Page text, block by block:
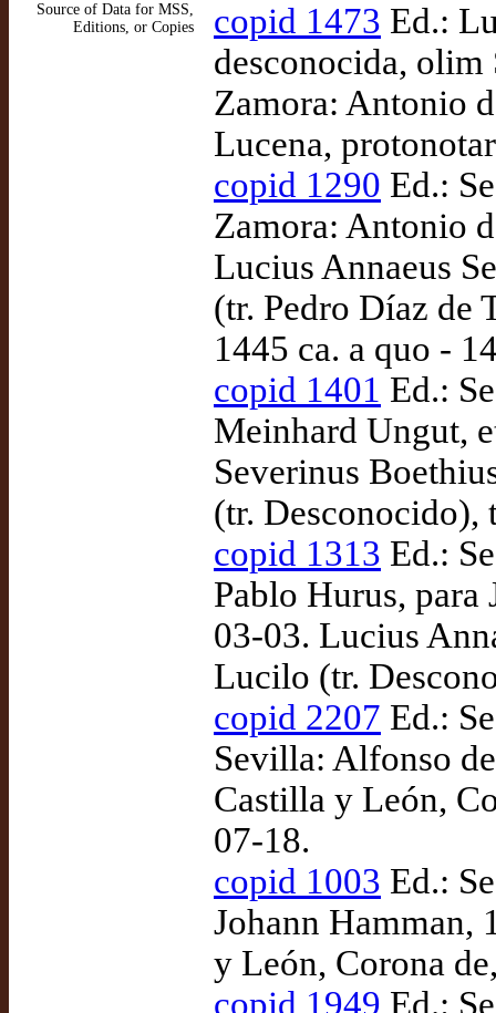
Source of Data for MSS,
Editions, or Copies
copid 1473 Ed.:
desconocida,
Zamora: Antonio
Lucena,
copid 1290 Ed.:
Zamora: Antonio
Lucius Annaeus
(tr. Pedro Díaz de
1445 ca. a quo -
copid 1401 Ed.:
Meinhard Ungut,
Severinus
(tr. Desconocido),
copid 1313 Ed.:
Pablo Hurus, para
03-03. Lucius
Lucilo (tr.
copid 2207 Ed.:
Sevilla: Alfonso
Castilla y León,
07-18.
copid 1003 Ed.:
Johann Hamman,
y León, Corona
copid 1949 Ed.: